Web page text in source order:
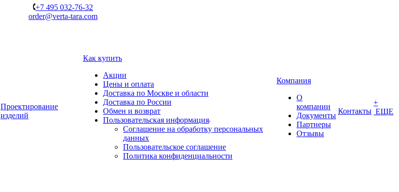
+7 495 032-76-32
order@verta-tara.com
Проектирование
изделий
Как купить
Акции
Цены и оплата
Доставка по Москве и области
Доставка по России
Обмен и возврат
Пользовательская информация
Соглашение на обработку персональных
данных
Пользовательское соглашение
Политика конфиденциальности
Компания
О
компании
Документы
Партнеры
Отзывы
Контакты
+
ЕЩЕ